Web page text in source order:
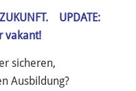
ZUKUNFT. UPDATE:
vakant!
sicheren,
Ausbildung?